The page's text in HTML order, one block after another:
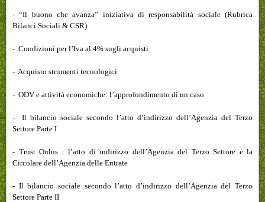
- “Il buono che avanza” iniziativa di responsabilità sociale (Rubrica
Bilanci Sociali & CSR)
- Condizioni per l’Iva al 4% sugli acquisti
- Acquisto strumenti tecnologici
- ODV e attività economiche: l’approfondimento di un caso
- Il bilancio sociale secondo l’atto d’indirizzo dell’Agenzia del Terzo
Settore Parte I
- Trust Onlus : l’atto di indirizzo dell’Agenzia del Terzo Settore e la
Circolare dell’Agenzia delle Entrate
- Il bilancio sociale secondo l’atto d’indirizzo dell’Agenzia del Terzo
Settore Parte II